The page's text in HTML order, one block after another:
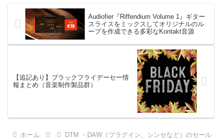
Audiofier『Riffendium Volume 1』ギター
スライスをミックスしてオリジナルのル
ープを作成できる多彩なKontakt音源
【追記あり】ブラックフライデーセー情
報まとめ（音楽制作製品群）
ホーム
DTM ・DAW（プラグイン、シンセなど）のセール